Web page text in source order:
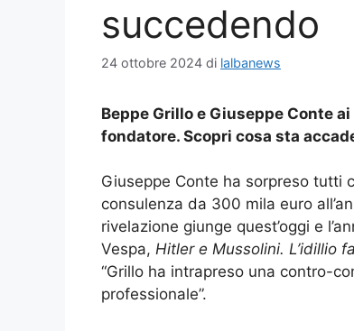
succedendo
24 ottobre 2024 di lalbanews
Beppe Grillo e Giuseppe Conte
fondatore. Scopri cosa sta
Giuseppe Conte ha sorpreso tutti
consulenza da 300 mila euro
rivelazione giunge quest’oggi e
Vespa, Hitler e Mussolini. L’idillio
“Grillo ha intrapreso una contro-
professionale”.